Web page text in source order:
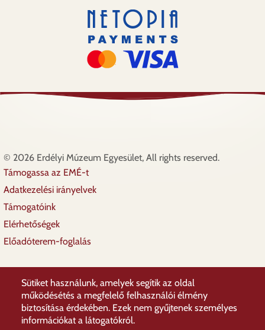
© 2026 Erdélyi Múzeum Egyesület, All rights reserved.
Lábléc
Támogassa az EMÉ-t
Adatkezelési irányelvek
Támogatóink
Elérhetőségek
Előadóterem-foglalás
Sütiket használunk, amelyek segítik az oldal
működésétés a megfelelő felhasználói élmény
biztosítása érdekében. Ezek nem gyűjtenek személyes
információkat a látogatókról.